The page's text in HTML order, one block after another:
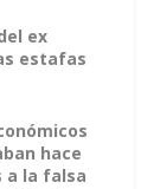
ex
estafas
hace
a la falsa